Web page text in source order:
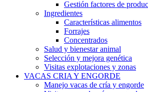
Gestión factores de
Ingredientes
Características alimentos
Forrajes
Concentrados
Salud y bienestar animal
Selección y mejora genética
Visitas explotaciones y zonas
VACAS CRIA Y ENGORDE
Manejo vacas de cría y engorde